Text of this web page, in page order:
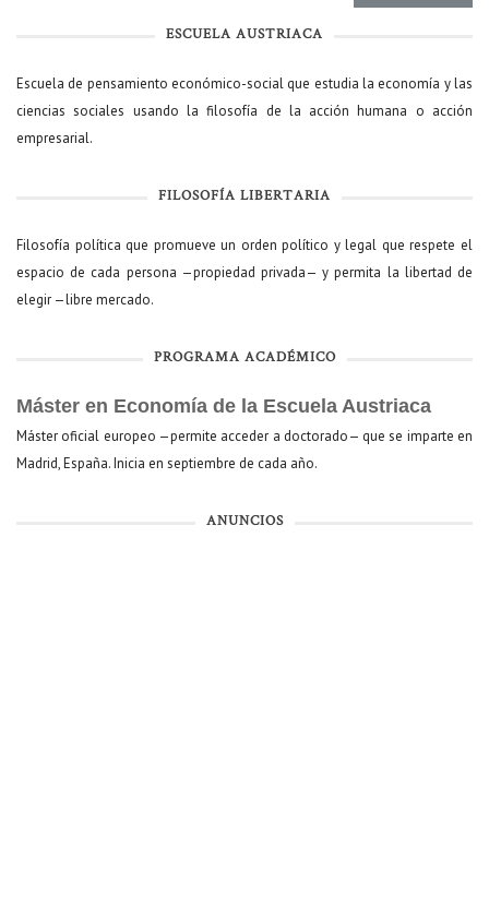
ESCUELA AUSTRIACA
Escuela de pensamiento económico-social que estudia la economía y las
ciencias sociales usando la filosofía de la acción humana o acción
empresarial.
FILOSOFÍA LIBERTARIA
Filosofía política que promueve un orden político y legal que respete el
espacio de cada persona —propiedad privada— y permita la libertad de
elegir —libre mercado.
PROGRAMA ACADÉMICO
Máster en Economía de la Escuela Austriaca
Máster oficial europeo —permite acceder a doctorado— que se imparte en
Madrid, España. Inicia en septiembre de cada año.
ANUNCIOS